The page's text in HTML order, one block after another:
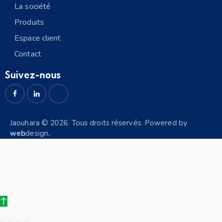
La société
Produits
Espace client
Contact
Suivez-nous
Jaouhara © 2026. Tous droits réservés. Powered by
webdesign.